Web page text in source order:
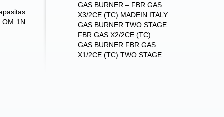
OM 1N
GAS BURNER – FBR GAS
X3/2CE (TC) MADEIN ITALY
GAS BURNER TWO STAGE
FBR GAS X2/2CE (TC)
GAS BURNER FBR GAS
X1/2CE (TC) TWO STAGE